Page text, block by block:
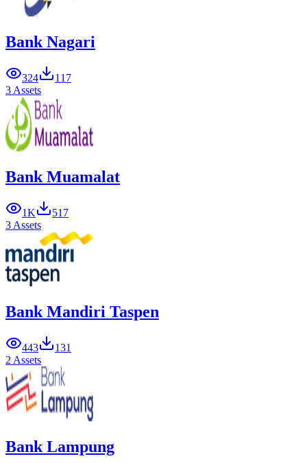
Bank Nagari
324
117
3 Assets
Bank Muamalat
1K
517
3 Assets
Bank Mandiri Taspen
443
131
2 Assets
Bank Lampung